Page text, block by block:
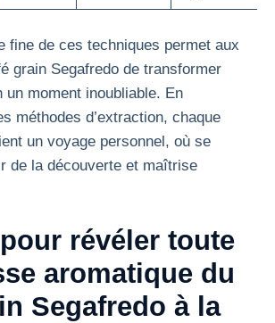
fine de ces techniques permet aux
grain Segafredo de transformer
un moment inoubliable. En
méthodes d’extraction, chaque
un voyage personnel, où se
de la découverte et maîtrise
révéler toute
aromatique du
Segafredo à la